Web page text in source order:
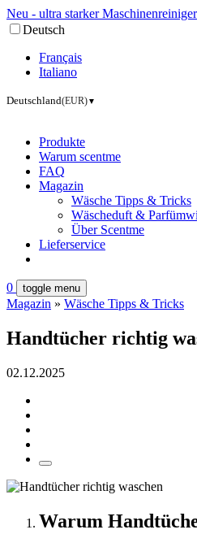
Neu - ultra starker Maschinenreiniger
Deutsch
Français
Italiano
Deutschland(EUR)▼
Produkte
Warum scentme
FAQ
Magazin
Wäsche Tipps & Tricks
Wäscheduft &
Über Scentme
Lieferservice
0 toggle menu
Magazin » Wäsche Tipps & Tricks
Handtücher richtig
02.12.2025
Warum